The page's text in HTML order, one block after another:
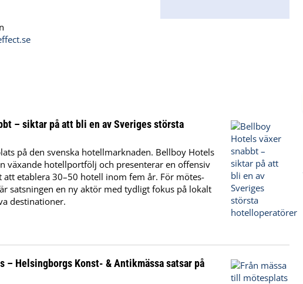
– siktar på att bli en av Sveriges största
på den svenska hotellmarknaden. Bellboy Hotels
växande hotellportfölj och presenterar en offensiv
att etablera 30–50 hotell inom fem år. För mötes-
satsningen en ny aktör med tydligt fokus på lokalt
destinationer.
– Helsingborgs Konst- & Antikmässa satsar på